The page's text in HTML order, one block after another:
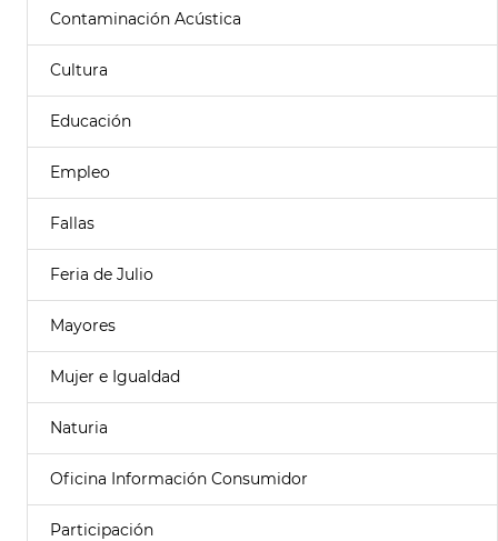
Contaminación Acústica
Cultura
Educación
Empleo
Fallas
Feria de Julio
Mayores
Mujer e Igualdad
Naturia
Oficina Información Consumidor
Participación